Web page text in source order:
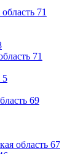
71
71
5
69
область 67